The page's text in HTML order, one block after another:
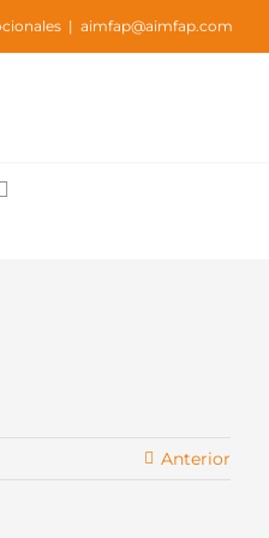
| aimfap@aimfap.com
Anterior